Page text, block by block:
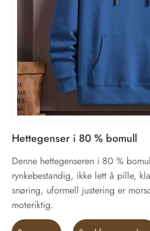
Hettegenser i 80 % bomull
Denne hettegenseren i 80 %
rynkebestandig, ikke lett å pille,
snøring, uformell justering er
moteriktig.